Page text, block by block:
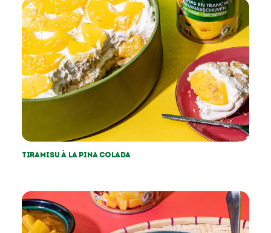
Tiramisu à la pina colada